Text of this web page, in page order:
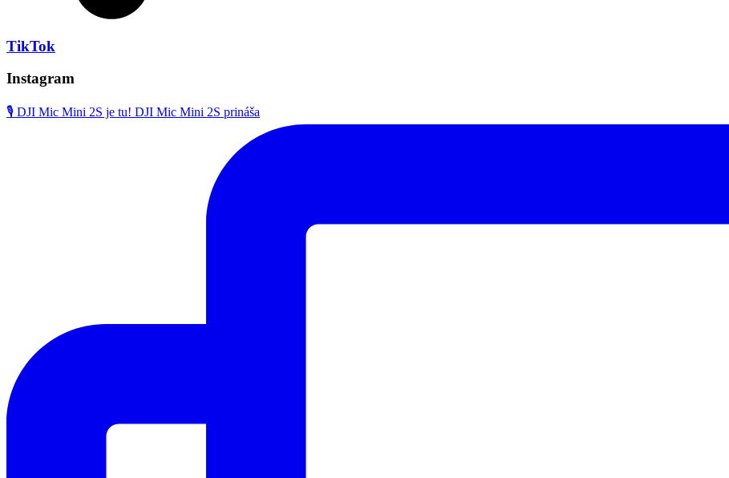
TikTok
Instagram
🎙️ DJI Mic Mini 2S je tu! DJI Mic Mini 2S prináša